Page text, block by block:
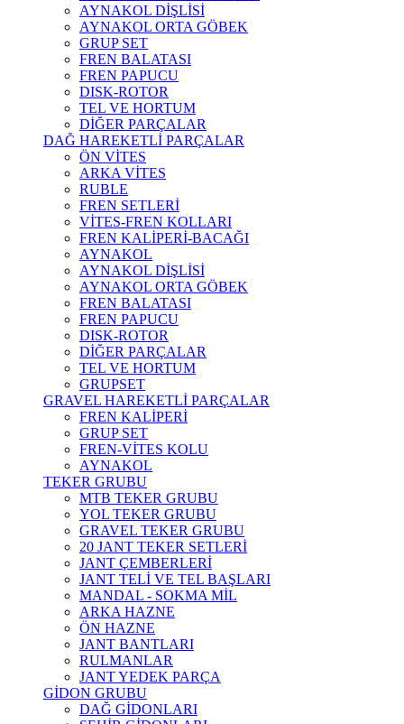
AYNAKOL DİŞLİSİ
AYNAKOL ORTA GÖBEK
GRUP SET
FREN BALATASI
FREN PAPUCU
DISK-ROTOR
TEL VE HORTUM
DİĞER PARÇALAR
DAĞ HAREKETLİ PARÇALAR
ÖN VİTES
ARKA VİTES
RUBLE
FREN SETLERİ
VİTES-FREN KOLLARI
FREN KALİPERİ-BACAĞI
AYNAKOL
AYNAKOL DİŞLİSİ
AYNAKOL ORTA GÖBEK
FREN BALATASI
FREN PAPUCU
DISK-ROTOR
DİĞER PARÇALAR
TEL VE HORTUM
GRUPSET
GRAVEL HAREKETLİ PARÇALAR
FREN KALİPERİ
GRUP SET
FREN-VİTES KOLU
AYNAKOL
TEKER GRUBU
MTB TEKER GRUBU
YOL TEKER GRUBU
GRAVEL TEKER GRUBU
20 JANT TEKER SETLERİ
JANT ÇEMBERLERİ
JANT TELİ VE TEL BAŞLARI
MANDAL - SOKMA MİL
ARKA HAZNE
ÖN HAZNE
JANT BANTLARI
RULMANLAR
JANT YEDEK PARÇA
GİDON GRUBU
DAĞ GİDONLARI